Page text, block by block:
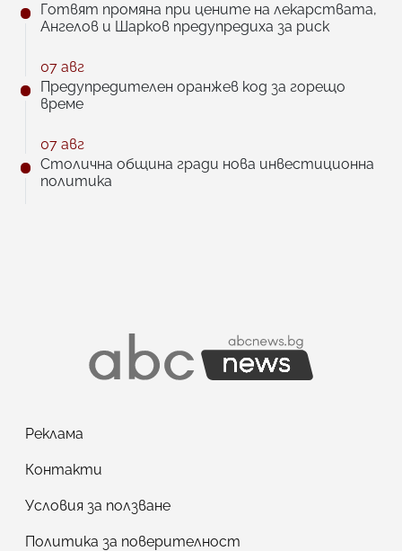
Готвят промяна при цените на лекарствата,
Ангелов и Шарков предупредиха за риск
07 авг
Предупредителен оранжев код за горещо
време
07 авг
Столична община гради нова инвестиционна
политика
Реклама
Контакти
Условия за ползване
Политика за поверителност